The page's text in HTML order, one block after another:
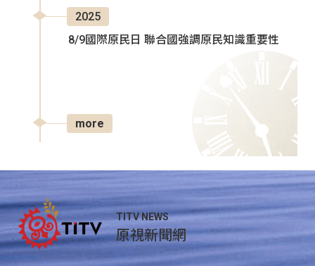
2025
8/9國際原民日 聯合國強調原民知識重要性
more
TITV NEWS
原視新聞網